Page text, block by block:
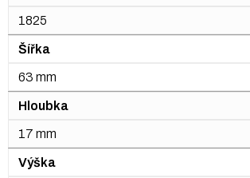
1825
Šířka
63 mm
Hloubka
17 mm
Výška